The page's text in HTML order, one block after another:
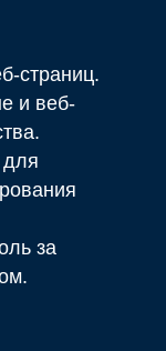
страниц.
и веб-
за